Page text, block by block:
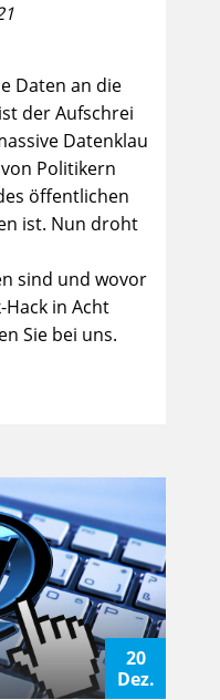
Daten an die
der Aufschrei
Datenklau
Politikern
öffentlichen
ist. Nun droht
sind und wovor
Hack in Acht
Sie bei uns.
20
Dez.